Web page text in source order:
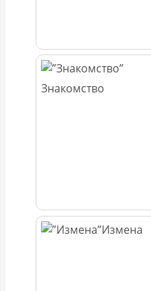
Знакомство
Измена